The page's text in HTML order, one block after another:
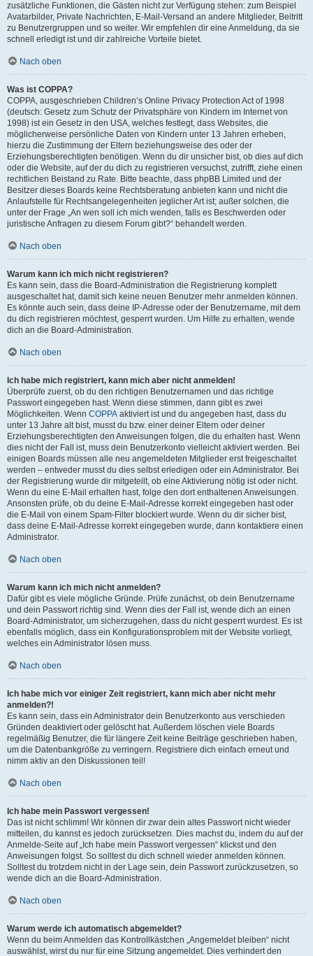
zusätzliche Funktionen, die Gästen nicht zur Verfügung stehen: zum Beispiel
Avatarbilder, Private Nachrichten, E-Mail-Versand an andere Mitglieder, Beitritt
zu Benutzergruppen und so weiter. Wir empfehlen dir eine Anmeldung, da sie
schnell erledigt ist und dir zahlreiche Vorteile bietet.
Nach oben
Was ist COPPA?
COPPA, ausgeschrieben Children’s Online Privacy Protection Act of 1998
(deutsch: Gesetz zum Schutz der Privatsphäre von Kindern im Internet von
1998) ist ein Gesetz in den USA, welches festlegt, dass Websites, die
möglicherweise persönliche Daten von Kindern unter 13 Jahren erheben,
hierzu die Zustimmung der Eltern beziehungsweise des oder der
Erziehungsberechtigten benötigen. Wenn du dir unsicher bist, ob dies auf dich
oder die Website, auf der du dich zu registrieren versuchst, zutrifft, ziehe einen
rechtlichen Beistand zu Rate. Bitte beachte, dass phpBB Limited und der
Besitzer dieses Boards keine Rechtsberatung anbieten kann und nicht die
Anlaufstelle für Rechtsangelegenheiten jeglicher Art ist; außer solchen, die
unter der Frage „An wen soll ich mich wenden, falls es Beschwerden oder
juristische Anfragen zu diesem Forum gibt?“ behandelt werden.
Nach oben
Warum kann ich mich nicht registrieren?
Es kann sein, dass die Board-Administration die Registrierung komplett
ausgeschaltet hat, damit sich keine neuen Benutzer mehr anmelden können.
Es könnte auch sein, dass deine IP-Adresse oder der Benutzername, mit dem
du dich registrieren möchtest, gesperrt wurden. Um Hilfe zu erhalten, wende
dich an die Board-Administration.
Nach oben
Ich habe mich registriert, kann mich aber nicht anmelden!
Überprüfe zuerst, ob du den richtigen Benutzernamen und das richtige
Passwort eingegeben hast. Wenn diese stimmen, dann gibt es zwei
Möglichkeiten. Wenn COPPA aktiviert ist und du angegeben hast, dass du
unter 13 Jahre alt bist, musst du bzw. einer deiner Eltern oder deiner
Erziehungsberechtigten den Anweisungen folgen, die du erhalten hast. Wenn
dies nicht der Fall ist, muss dein Benutzerkonto vielleicht aktiviert werden. Bei
einigen Boards müssen alle neu angemeldeten Mitglieder erst freigeschaltet
werden – entweder musst du dies selbst erledigen oder ein Administrator. Bei
der Registrierung wurde dir mitgeteilt, ob eine Aktivierung nötig ist oder nicht.
Wenn du eine E-Mail erhalten hast, folge den dort enthaltenen Anweisungen.
Ansonsten prüfe, ob du deine E-Mail-Adresse korrekt eingegeben hast oder
die E-Mail von einem Spam-Filter blockiert wurde. Wenn du dir sicher bist,
dass deine E-Mail-Adresse korrekt eingegeben wurde, dann kontaktiere einen
Administrator.
Nach oben
Warum kann ich mich nicht anmelden?
Dafür gibt es viele mögliche Gründe. Prüfe zunächst, ob dein Benutzername
und dein Passwort richtig sind. Wenn dies der Fall ist, wende dich an einen
Board-Administrator, um sicherzugehen, dass du nicht gesperrt wurdest. Es ist
ebenfalls möglich, dass ein Konfigurationsproblem mit der Website vorliegt,
welches ein Administrator lösen muss.
Nach oben
Ich habe mich vor einiger Zeit registriert, kann mich aber nicht mehr
anmelden?!
Es kann sein, dass ein Administrator dein Benutzerkonto aus verschieden
Gründen deaktiviert oder gelöscht hat. Außerdem löschen viele Boards
regelmäßig Benutzer, die für längere Zeit keine Beiträge geschrieben haben,
um die Datenbankgröße zu verringern. Registriere dich einfach erneut und
nimm aktiv an den Diskussionen teil!
Nach oben
Ich habe mein Passwort vergessen!
Das ist nicht schlimm! Wir können dir zwar dein altes Passwort nicht wieder
mitteilen, du kannst es jedoch zurücksetzen. Dies machst du, indem du auf der
Anmelde-Seite auf „Ich habe mein Passwort vergessen“ klickst und den
Anweisungen folgst. So solltest du dich schnell wieder anmelden können.
Solltest du trotzdem nicht in der Lage sein, dein Passwort zurückzusetzen, so
wende dich an die Board-Administration.
Nach oben
Warum werde ich automatisch abgemeldet?
Wenn du beim Anmelden das Kontrollkästchen „Angemeldet bleiben“ nicht
auswählst, wirst du nur für eine Sitzung angemeldet. Dies verhindert den